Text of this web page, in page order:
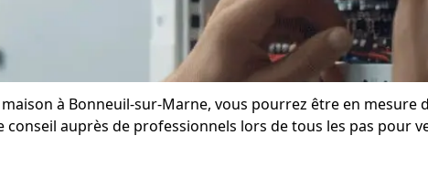
à Bonneuil-sur-Marne, vous pourrez être en
auprès de professionnels lors de tous les pas pour